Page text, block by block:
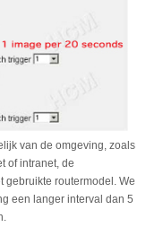
van de omgeving, zoals
of intranet, de
gebruikte routermodel. We
een langer interval dan 5